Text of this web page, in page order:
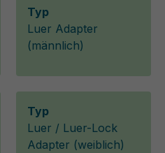
Typ
Luer Adapter
(männlich)
Typ
Luer / Luer-Lock
Adapter (weiblich)